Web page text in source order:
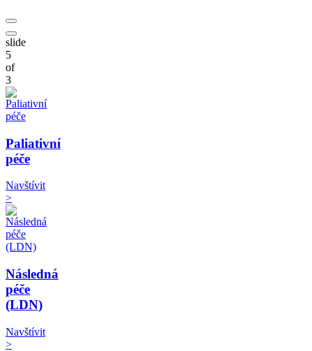
slide
5
of
3
Paliativní
péče
Navštívit
>
Následná
péče
(LDN)
Navštívit
>